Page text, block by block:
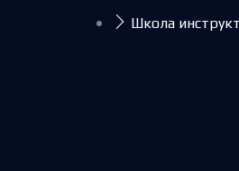
Школа